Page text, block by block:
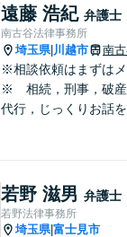
遠藤 浩紀 弁護士
南古谷法律事務所
埼玉県| 川越市 南
※相談依頼はまずは
※ 相続，刑事，破産
代行，じっくりお話を
で、様々な問題に直面
ました。相談だけでも
にお問合せください。
若野 滋男 弁護士
若野法律事務所
埼玉県|富士見市